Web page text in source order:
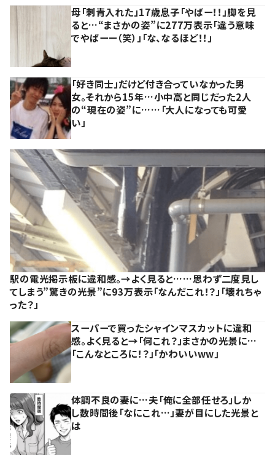
母「刺青入れた」17歳息子「やばー！！」脚を見
ると…“まさかの姿”に277万表示「違う意味
でやばーー（笑）」「な、なるほど！！」
「好き同士」だけど付き合っていなかった男
女。それから15年…小中高と同じだった2人
の“現在の姿”に……「大人になっても可愛
い」
駅の電光掲示板に違和感。→よく見ると……思わず二度見し
てしまう”驚きの光景”に93万表示「なんだこれ！？」「壊れちゃ
った？」
スーパーで買ったシャインマスカットに違和
感。よく見ると→「何これ？」まさかの光景に…
「こんなところに！？」「かわいいww」
体調不良の妻に…夫「俺に全部任せろ」しか
し数時間後「なにこれ…」妻が目にした光景と
は